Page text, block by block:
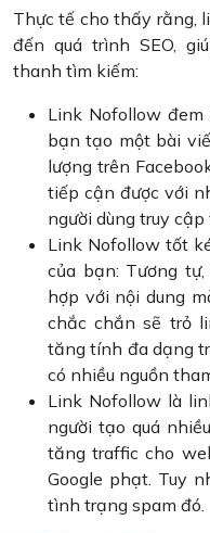
Thực tế cho thấy rằng,
đến quá trình SEO,
thanh tìm kiếm:
Link Nofollow
bạn tạo một bài
lượng trên
tiếp cận được với
người dùng truy
Link Nofollow tốt
của bạn: Tương
hợp với nội dung
chắc chắn sẽ trỏ
tăng tính đa dạng
có nhiều nguồn
Link Nofollow là
người tạo quá
tăng traffic cho
Google phạt. Tuy
tình trạng spam đó.